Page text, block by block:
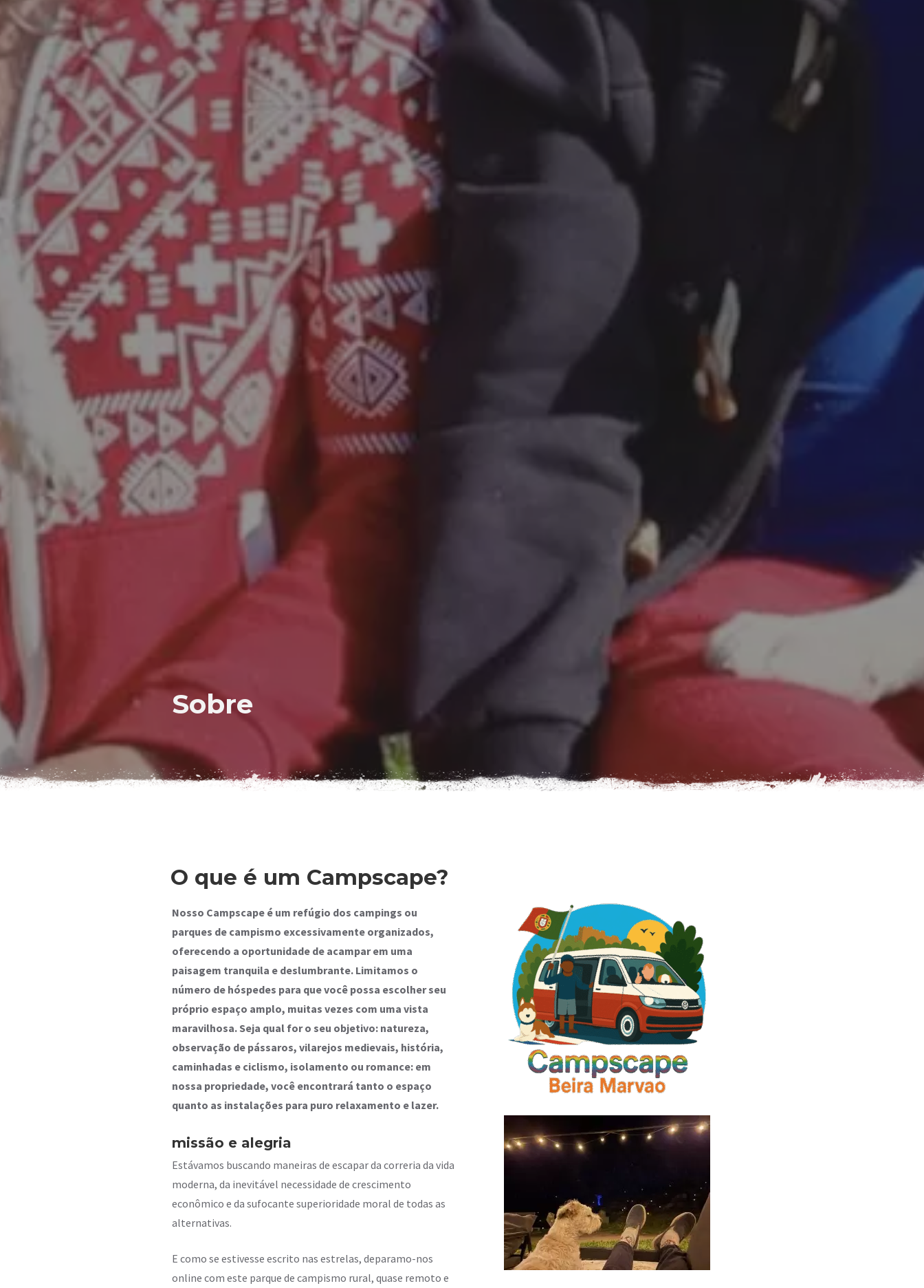
Sobre
O que é um Campscape?
Nosso Campscape é um refúgio dos campings ou
parques de campismo excessivamente organizados,
oferecendo a oportunidade de acampar em uma
paisagem tranquila e deslumbrante. Limitamos o
número de hóspedes para que você possa escolher seu
próprio espaço amplo, muitas vezes com uma vista
maravilhosa. Seja qual for o seu objetivo: natureza,
observação de pássaros, vilarejos medievais, história,
caminhadas e ciclismo, isolamento ou romance: em
nossa propriedade, você encontrará tanto o espaço
quanto as instalações para puro relaxamento e lazer.
missão e alegria
Estávamos buscando maneiras de escapar da correria da vida
moderna, da inevitável necessidade de crescimento
econômico e da sufocante superioridade moral de todas as
alternativas.
E como se estivesse escrito nas estrelas, deparamo-nos
online com este parque de campismo rural, quase remoto e